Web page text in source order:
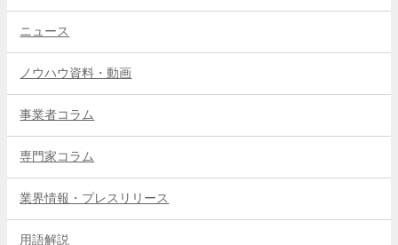
ニュース
ノウハウ資料・動画
事業者コラム
専門家コラム
業界情報・プレスリリース
用語解説